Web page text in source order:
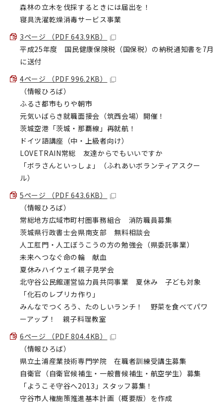
森林の立木を伐採するときには届出を！
寝具洗濯乾燥消毒サービス事業
3ページ （PDF 643.9KB）
平成25年度 国民健康保険税（国保税）の納税通知書を7月
に送付
4ページ （PDF 996.2KB）
（情報ひろば）
ふるさ都市もりや朝市
元気いばらき就職面接会（筑西会場）開催！
茨城空港「茨城・那覇線」再就航！
ドイツ語講座（中・上級者向け）
LOVETRAIN常総 友達からでもいいですか
「ボラさんといっしょ」（ふれあいボランティアスクー
ル）
5ページ （PDF 643.6KB）
（情報ひろば）
常総地方広域市町村圏事務組合 消防職員募集
茨城県行政書士会県南支部 無料相談会
人工肛門・人工ぼうこうの方の勉強会（県委託事業）
未来へつなぐ命の輪 献血
夏休みハイウェイ親子見学会
北守谷公民館運営協力員共同事業 夏休み 子ども対象
「化石のレプリカ作り」
みんなでつくろう、たのしいランチ！ 野菜を食べてパワ
ーアップ！ 親子料理教室
6ページ （PDF 804.4KB）
（情報ひろば）
県立土浦産業技術専門学院 在職者訓練受講生募集
自衛官（自衛官候補生・一般曹候補生・航空学生）募集
「ようこそ守谷へ2013」スタッフ募集！
守谷市人権施策推進基本計画（概要版）を作成